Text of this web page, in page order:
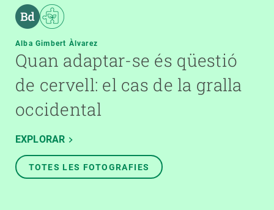
Alba Gimbert Àlvarez
Quan adaptar-se és qüestió
de cervell: el cas de la gralla
occidental
EXPLORAR
TOTES LES FOTOGRAFIES